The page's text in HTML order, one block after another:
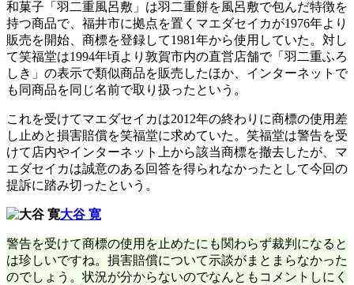
和菓子「羽二重風呂敷」は羽二重餅を風呂敷で包んだ特徴を
持つ商品で、福井市に拠点を置くマエダセイカが1976年より
販売を開始、商標を登録して1981年から使用していた。対し
て笑福堂は1994年頃より敦賀市内の直営店舗で「羽二重ふろ
しき」の表示で類似商品を販売したほか、インターネットで
も同商品を同じ名前で取り扱ったという。
これを受けてマエダセイカは2012年の終わりに商標の使用差
し止めと損害賠償を笑福堂に求めていた。笑福堂は警告を受
けて店内やインターネット上から該当商標を撤去したが、マ
エダセイカは誠意のある回答を得られなかったとして今回の
提訴に踏み切ったという。
大谷 寛
警告を受けて商標の使用を止めたにも関わらず裁判になると
は珍しいですね。損害賠償について示談がまとまらなかった
のでしょう。状況が分からないのでなんともコメントしにく